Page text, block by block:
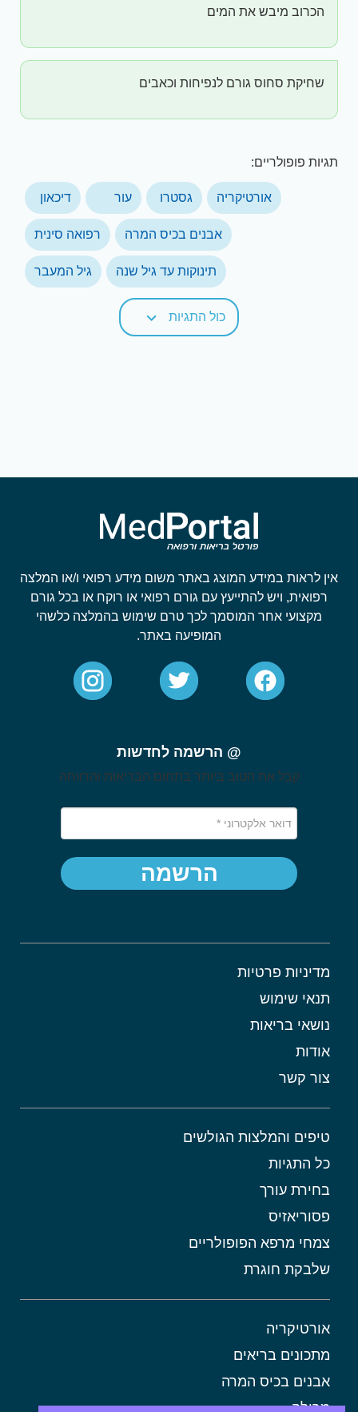
הכרוב מיבש את המים
שחיקת סחוס גורם לנפיחות וכאבים
תגיות פופולריים:
אורטיקריה גסטרו עור דיכאון
אבנים בכיס המרה רפואה סינית
תינוקות עד גיל שנה גיל המעבר
כול התגיות
אין לראות במידע המוצג באתר משום מידע רפואי ו/או המלצה
רפואית, ויש להתייעץ עם גורם רפואי או רוקח או בכל גורם
מקצועי אחר המוסמך לכך טרם שימוש בהמלצה כלשהי
המופיעה באתר.
מדיניות פרטיות
תנאי שימוש
נושאי בריאות
אודות
צור קשר
טיפים והמלצות הגולשים
כל התגיות
בחירת עורך
פסוריאזיס
צמחי מרפא הפופולריים
שלבקת חוגרת
אורטיקריה
מתכונים בריאים
אבנים בכיס המרה
מרולה
@ הרשמה לחדשות
קבל את הטוב ביותר בתחום הבריאות והרווחה
הרשמה